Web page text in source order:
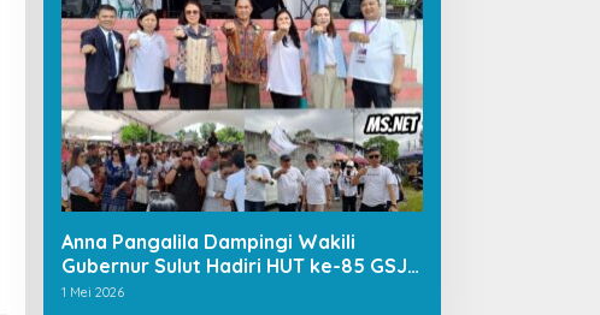
Anna Pangalila Dampingi Wakili
Gubernur Sulut Hadiri HUT ke-85 GSJA
Se-Sulut–Gorontalo di Langowan
1 Mei 2026